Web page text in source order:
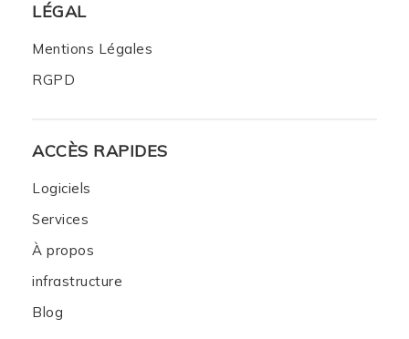
LÉGAL
Mentions Légales
RGPD
ACCÈS RAPIDES
Logiciels
Services
À propos
infrastructure
Blog